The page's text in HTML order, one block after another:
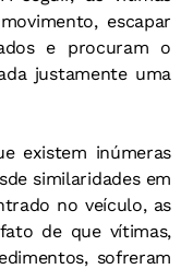
escapar
e procuram o
justamente uma
existem inúmeras
similaridades em
no veículo, as
de que vítimas,
sofreram